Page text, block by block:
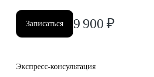
Записаться 9 900 ₽
Экспресс-консультация